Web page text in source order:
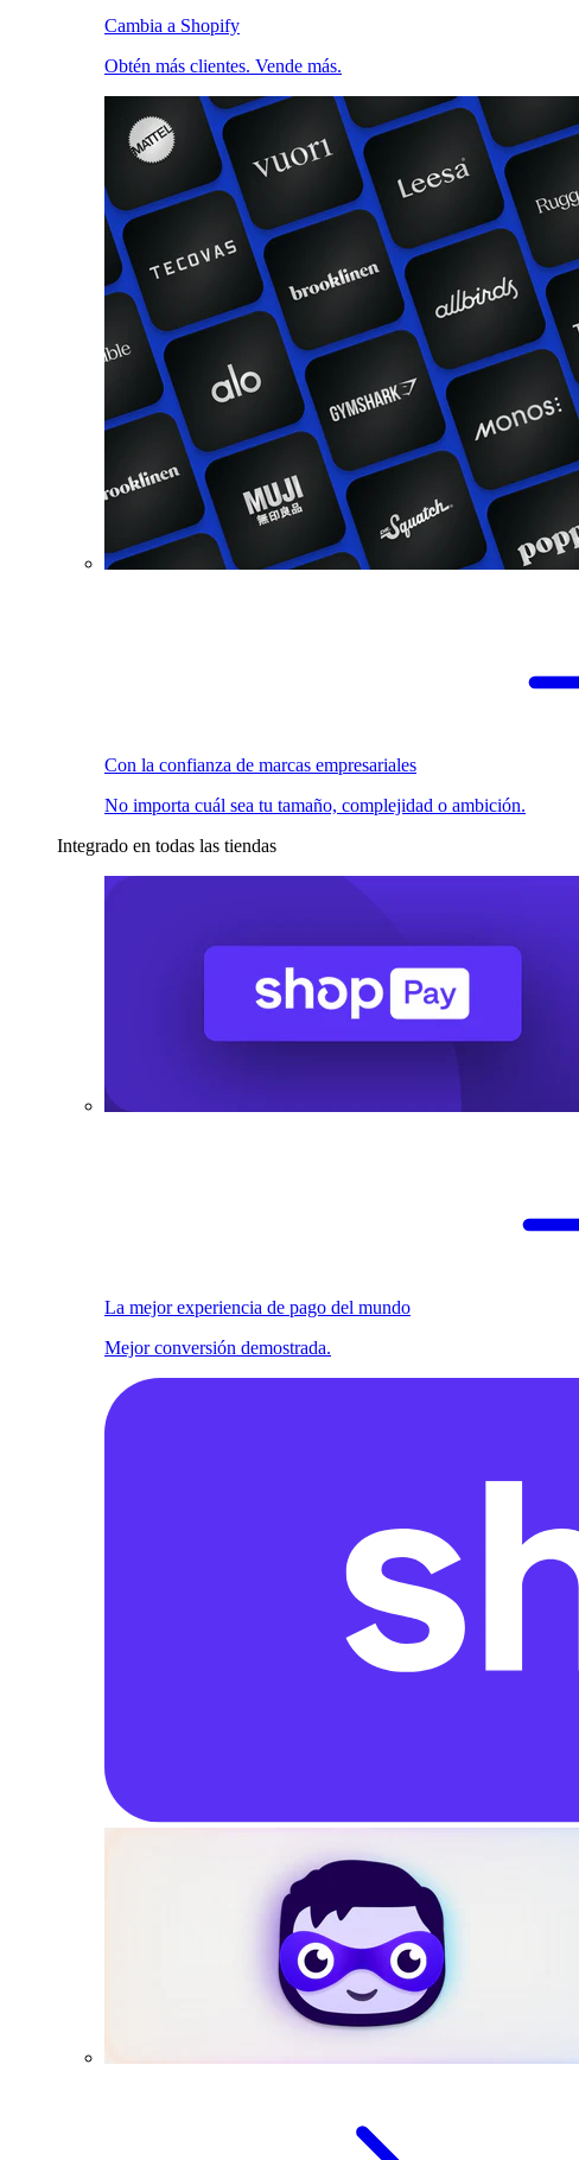
Cambia a Shopify
Obtén más clientes. Vende más.
Con la confianza de marcas empresariales
No importa cuál sea tu tamaño, complejidad o ambición.
Integrado en todas las tiendas
La mejor experiencia de pago del mundo
Mejor conversión demostrada.